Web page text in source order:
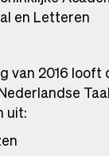
en Letteren
van 2016 looft
uit: